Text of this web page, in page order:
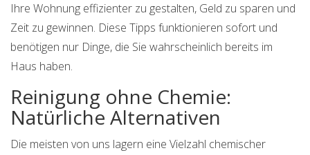
Ihre Wohnung effizienter zu gestalten, Geld zu sparen und
Zeit zu gewinnen. Diese Tipps funktionieren sofort und
benötigen nur Dinge, die Sie wahrscheinlich bereits im
Haus haben.
Reinigung ohne Chemie:
Natürliche Alternativen
Die meisten von uns lagern eine Vielzahl chemischer